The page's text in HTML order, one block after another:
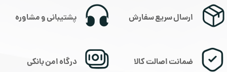
ارسال سریع سفارش
درگاه امن بانکی
پشتیبانی و مشاوره
ضمانت اصالت کالا